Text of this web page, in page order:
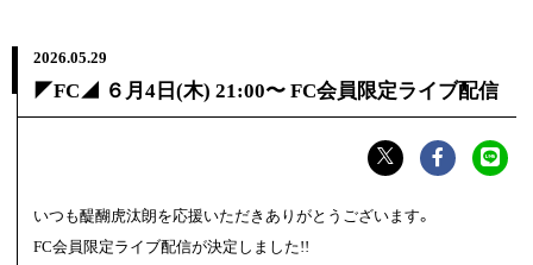
2026.05.29
◤FC◢ ６月4日(木) 21:00〜 FC会員限定ライブ配信
いつも醍醐虎汰朗を応援いただきありがとうございます。
FC会員限定ライブ配信が決定しました!!